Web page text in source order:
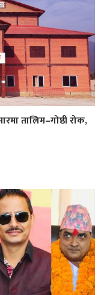
तालिम–गोष्ठी रोक,